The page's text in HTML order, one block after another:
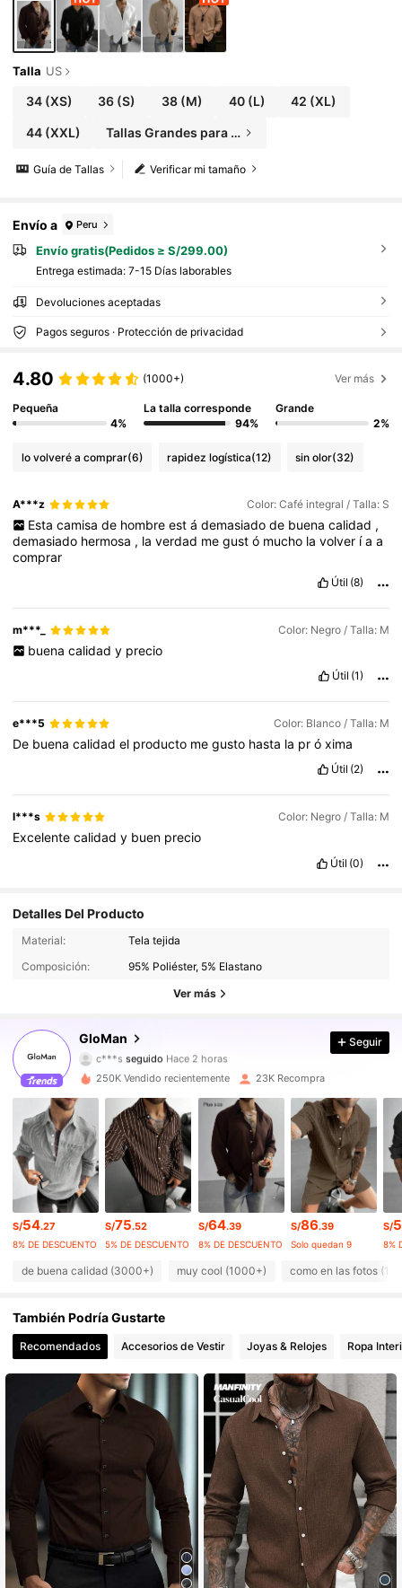
Talla US
34(XS) 36 (S) 38(M) 40(L) 42 (XL)
44(XXL) Tallas Grandes para Hombre
Verificar mi tamaño
Guía de Tallas
Envío a Peru
Envío gratis(Pedidos ≥ S/299.00)
Entrega estimada: 7-15 Días laborables
Devoluciones aceptadas
Pagos seguros · Protección de privacidad
4.80 (1000+) Ver más
Pequeña
4%
La talla corresponde
94%
Grande
2%
lo volveré a comprar(6) rapidez logística(12) sin olor(32)
A***z Color: Café integral / Talla: S
Esta camisa de hombre est á demasiado de buena calidad ,
demasiado hermosa , laverdad megustó mucho lavolver íaa
comprar
Útil (8)
m***_ Color: Negro / Talla: M
buena calidad y precio
Útil (1)
e***5 Color: Blanco / Talla: M
De buenacalidadel producto megusto hasta la próxima
Útil (2)
l***s Color: Negro / Talla: M
Excelentecalidady buen precio
Útil (0)
Detalles Del Producto
Material:
Tela tejida
Composición:
95% Poliéster, 5% Elastano
Ver más
GloMan
35K Seguidores
4.80 35K Seguidores
4.80 35K Seguidores
4.80 35K Seguidores
4.80 35K Seguidores
4.80 35K Seguidores
4.80 35K Seguidores
4.80 35K Seguidores
Seguir
250K Vendido recientemente 23K Recompra
S/54.27
8% DE DESCUENTO
S/75.52
5% DE DESCUENTO
S/64.39
8% DE DESCUENTO
S/86.39
Solo quedan 9
S/
8%
de buena calidad (3000+) muy cool (1000+) como en las fotos
También Podría Gustarte
Recomendados Accesorios de Vestir Joyas & Relojes Ropa